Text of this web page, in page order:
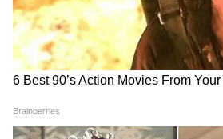
Image Credit :Freepik
সংখ্যা ৩ ( যে কোনও মাসে
তারিখ জন্মগ্রহণকারী ব্যক্তি)
গণেশ বলেছেন, গুরুত্বপূর্ণ